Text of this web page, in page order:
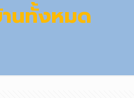
นทั้งหมด